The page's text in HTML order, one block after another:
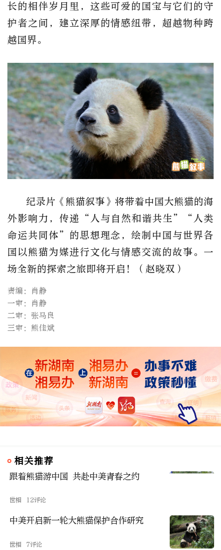
长的相伴岁月里，这些可爱的国宝与它们的守
护者之间，建立深厚的情感纽带，超越物种跨
越国界。
纪录片《熊猫叙事》将带着中国大熊猫的海
外影响力，传递“人与自然和谐共生”“人类
命运共同体”的思想理念，绘制中国与世界各
国以熊猫为媒进行文化与情感交流的故事。一
场全新的探索之旅即将开启！（赵晓双）
责编：肖静
一审：肖静
二审：张马良
三审：熊佳斌
相关推荐
跟着熊猫游中国 共赴中美青春之约
世相 12评论
中美开启新一轮大熊猫保护合作研究
世相 7评论